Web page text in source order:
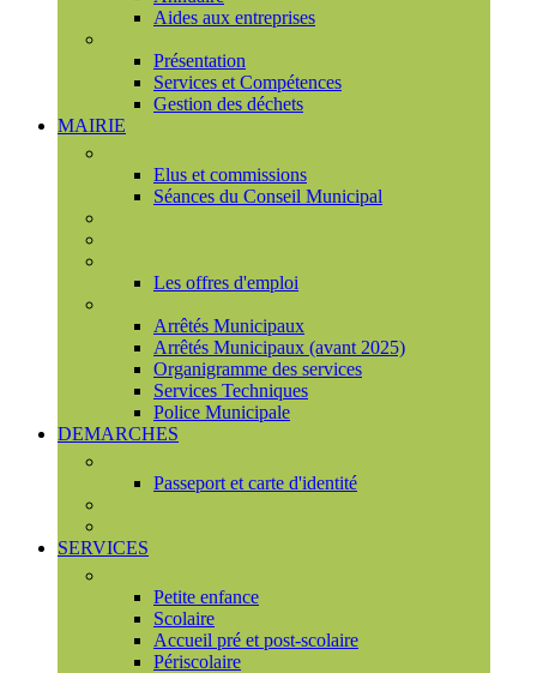
Aides aux entreprises
Présentation
Services et Compétences
Gestion des déchets
MAIRIE
Elus et commissions
Séances du Conseil Municipal
Les offres d'emploi
Arrêtés Municipaux
Arrêtés Municipaux (avant 2025)
Organigramme des services
Services Techniques
Police Municipale
DEMARCHES
Passeport et carte d'identité
SERVICES
Petite enfance
Scolaire
Accueil pré et post-scolaire
Périscolaire